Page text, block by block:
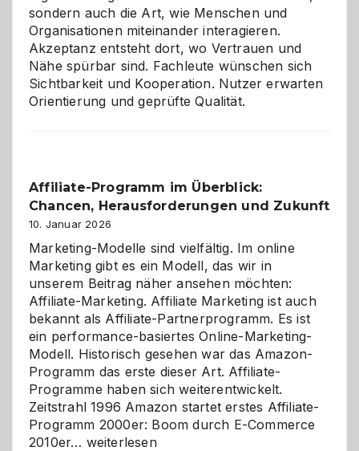
sondern auch die Art, wie Menschen und
Organisationen miteinander interagieren.
Akzeptanz entsteht dort, wo Vertrauen und
Nähe spürbar sind. Fachleute wünschen sich
Sichtbarkeit und Kooperation. Nutzer erwarten
Orientierung und geprüfte Qualität.
Affiliate-Programm im Überblick:
Chancen, Herausforderungen und Zukunft
10. Januar 2026
Marketing-Modelle sind vielfältig. Im online
Marketing gibt es ein Modell, das wir in
unserem Beitrag näher ansehen möchten:
Affiliate-Marketing. Affiliate Marketing ist auch
bekannt als Affiliate-Partnerprogramm. Es ist
ein performance-basiertes Online-Marketing-
Modell. Historisch gesehen war das Amazon-
Programm das erste dieser Art. Affiliate-
Programme haben sich weiterentwickelt.
Zeitstrahl 1996 Amazon startet erstes Affiliate-
Programm 2000er: Boom durch E-Commerce
2010er… Affiliate-
weiterlesen